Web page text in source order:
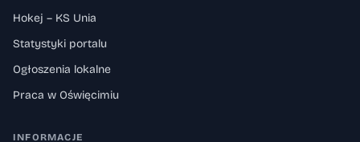
Hokej – KS Unia
Statystyki portalu
Ogłoszenia lokalne
Praca w Oświęcimiu
INFORMACJE